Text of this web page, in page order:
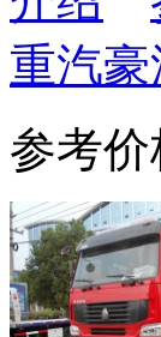
重汽
参考价